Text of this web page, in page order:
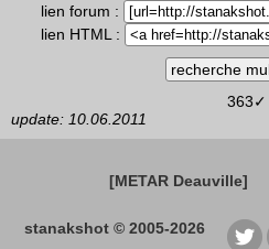
lien forum :
lien HTML :
363✓
update: 10.06.2011
[METAR Deauville]
stanakshot © 2005-2026